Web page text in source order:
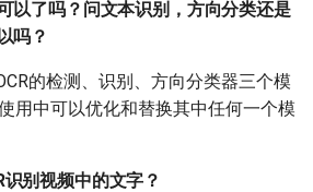
的位
边缘的
以了吗？问文本识别，方向分类还是
吗？
的检测、识别、方向分类器三个模
用中可以优化和替换其中任何一个模
别视频中的文字？